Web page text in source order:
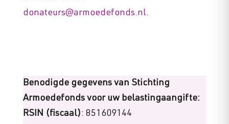
donateurs@armoedefonds.nl.
Benodigde gegevens van Stichting
Armoedefonds voor uw belastingaangifte:
RSIN (fiscaal): 851609144